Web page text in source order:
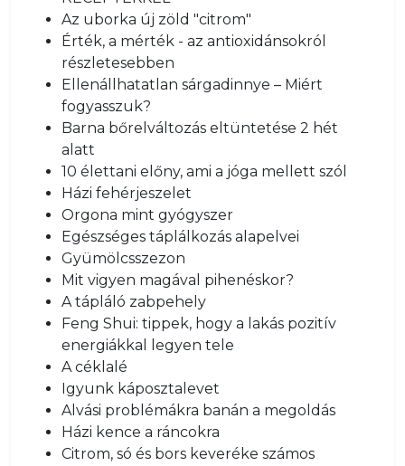
Az uborka új zöld "citrom"
Érték, a mérték - az antioxidánsokról
részletesebben
Ellenállhatatlan sárgadinnye – Miért
fogyasszuk?
Barna bőrelváltozás eltüntetése 2 hét
alatt
10 élettani előny, ami a jóga mellett szól
Házi fehérjeszelet
Orgona mint gyógyszer
Egészséges táplálkozás alapelvei
Gyümölcsszezon
Mit vigyen magával pihenéskor?
A tápláló zabpehely
Feng Shui: tippek, hogy a lakás pozitív
energiákkal legyen tele
A céklalé
Igyunk káposztalevet
Alvási problémákra banán a megoldás
Házi kence a ráncokra
Citrom, só és bors keveréke számos